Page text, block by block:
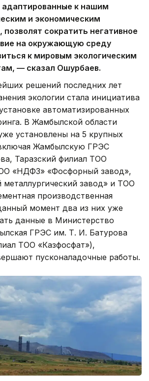
к нашим
и экономическим
позволят сократить негативное
на окружающую среду
к мировым экологическим
— сказал Ошурбаев.
решений последних лет
экологии стала инициатива
автоматизированных
В Жамбылской области
установлены на 5 крупных
Жамбылскую ГРЭС
Таразский филиал ТОО
«НДФЗ» «Фосфорный завод»,
металлургический завод» и ТОО
производственная
момент два из них уже
данные в Министерство
ГРЭС им. Т. И. Батурова
ТОО «Казфосфат»),
пусконаладочные работы.